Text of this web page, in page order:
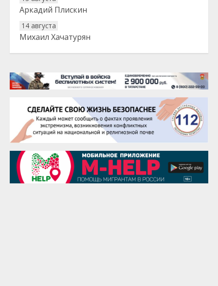
Аркадий Плискин
14 августа
Михаил Хачатурян
20 августа
22 августа
Евгений Ефимов
25 августа
Сэсэгма Бубеева
28 августа
Чингиз Мустафаев
29 августа
Надежда Рослова